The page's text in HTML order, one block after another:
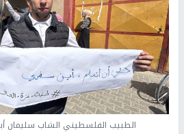
الطبيب الفلسطيني الشاب سليمان أبو